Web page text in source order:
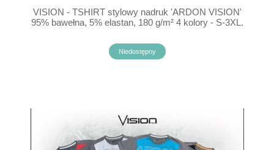
VISION - TSHIRT stylowy nadruk 'ARDON VISION'
95% bawełna, 5% elastan, 180 g/m² 4 kolory - S-3XL.
Niedostępny